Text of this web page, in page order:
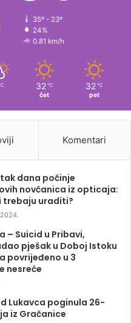
35º - 23º
24%
0.81 km/h
32 ℃
čet
32 ℃
pet
Komentari
dana počinje
novčanica iz opticaja:
trebaju uraditi?
– Suicid u Pribavi,
pješak u Doboj Istoku
povrijeđeno u 3
nesreće
Lukavca poginula 26-
iz Gračanice